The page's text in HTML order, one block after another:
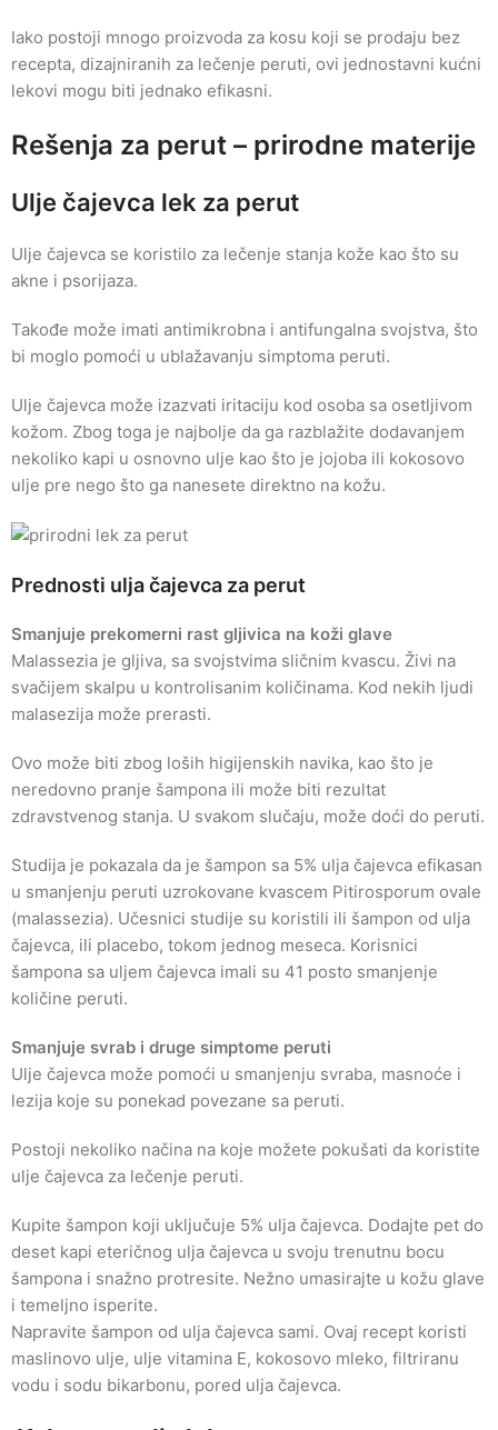
Iako postoji mnogo proizvoda za kosu koji se prodaju bez
recepta, dizajniranih za lečenje peruti, ovi jednostavni kućni
lekovi mogu biti jednako efikasni.
Rešenja za perut – prirodne materije
Ulje čajevca lek za perut
Ulje čajevca se koristilo za lečenje stanja kože kao što su
akne i psorijaza.
Takođe može imati antimikrobna i antifungalna svojstva, što
bi moglo pomoći u ublažavanju simptoma peruti.
Ulje čajevca može izazvati iritaciju kod osoba sa osetljivom
kožom. Zbog toga je najbolje da ga razblažite dodavanjem
nekoliko kapi u osnovno ulje kao što je jojoba ili kokosovo
ulje pre nego što ga nanesete direktno na kožu.
Prednosti ulja čajevca za perut
Smanjuje prekomerni rast gljivica na koži glave
Malassezia je gljiva, sa svojstvima sličnim kvascu. Živi na
svačijem skalpu u kontrolisanim količinama. Kod nekih ljudi
malasezija može prerasti.
Ovo može biti zbog loših higijenskih navika, kao što je
neredovno pranje šampona ili može biti rezultat
zdravstvenog stanja. U svakom slučaju, može doći do peruti.
Studija je pokazala da je šampon sa 5% ulja čajevca efikasan
u smanjenju peruti uzrokovane kvascem Pitirosporum ovale
(malassezia). Učesnici studije su koristili ili šampon od ulja
čajevca, ili placebo, tokom jednog meseca. Korisnici
šampona sa uljem čajevca imali su 41 posto smanjenje
količine peruti.
Smanjuje svrab i druge simptome peruti
Ulje čajevca može pomoći u smanjenju svraba, masnoće i
lezija koje su ponekad povezane sa peruti.
Postoji nekoliko načina na koje možete pokušati da koristite
ulje čajevca za lečenje peruti.
Kupite šampon koji uključuje 5% ulja čajevca. Dodajte pet do
deset kapi eteričnog ulja čajevca u svoju trenutnu bocu
šampona i snažno protresite. Nežno umasirajte u kožu glave
i temeljno isperite.
Napravite šampon od ulja čajevca sami. Ovaj recept koristi
maslinovo ulje, ulje vitamina E, kokosovo mleko, filtriranu
vodu i sodu bikarbonu, pored ulja čajevca.